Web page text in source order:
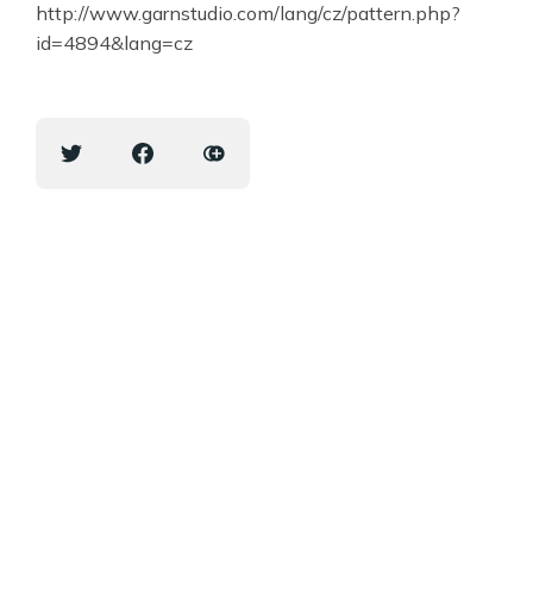
http://www.garnstudio.com/lang/cz/pattern.php?
id=4894&lang=cz